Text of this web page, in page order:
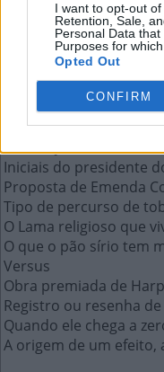
I want to opt-out of
Retention, Sale,
Personal Data
Purposes for
Opted Out
CONFIRM
Mais respostas
Ficar com o rosto
As argolas de uma
Entrega econômica de
Referente a animais
Pessoa Jurídica
Iniciais do presidente
Proposta de Emenda
Tipo de percurso de
O Lama religioso que
O que o pão sírio tem
Versus
Obra premiada de
Registro ou resenha
Quando ele chega a
A origem de um